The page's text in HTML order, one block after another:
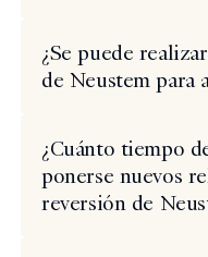
¿Se puede
de Neustem para
¿Cuánto tiempo
ponerse nuevos
reversión de